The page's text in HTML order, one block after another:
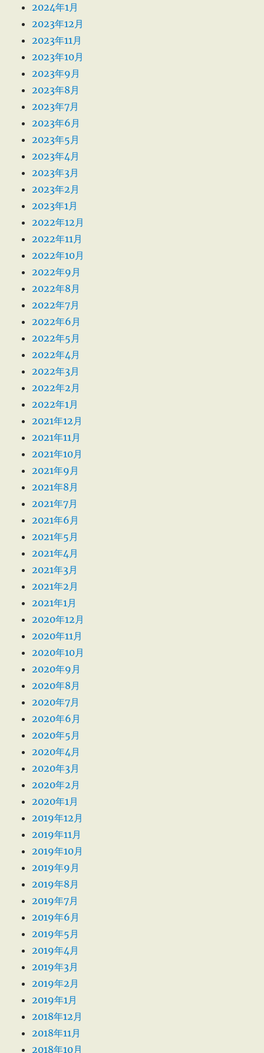
2024年1月
2023年12月
2023年11月
2023年10月
2023年9月
2023年8月
2023年7月
2023年6月
2023年5月
2023年4月
2023年3月
2023年2月
2023年1月
2022年12月
2022年11月
2022年10月
2022年9月
2022年8月
2022年7月
2022年6月
2022年5月
2022年4月
2022年3月
2022年2月
2022年1月
2021年12月
2021年11月
2021年10月
2021年9月
2021年8月
2021年7月
2021年6月
2021年5月
2021年4月
2021年3月
2021年2月
2021年1月
2020年12月
2020年11月
2020年10月
2020年9月
2020年8月
2020年7月
2020年6月
2020年5月
2020年4月
2020年3月
2020年2月
2020年1月
2019年12月
2019年11月
2019年10月
2019年9月
2019年8月
2019年7月
2019年6月
2019年5月
2019年4月
2019年3月
2019年2月
2019年1月
2018年12月
2018年11月
2018年10月